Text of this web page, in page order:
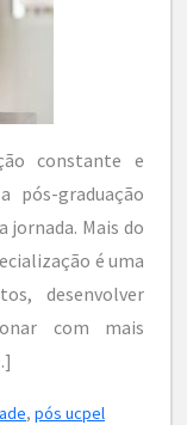
constante e
pós-graduação
jornada. Mais do
é uma
desenvolver
com mais
, pós ucpel